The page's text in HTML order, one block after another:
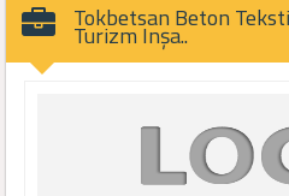
Tokbetsan Beton
Turizm Inşa..